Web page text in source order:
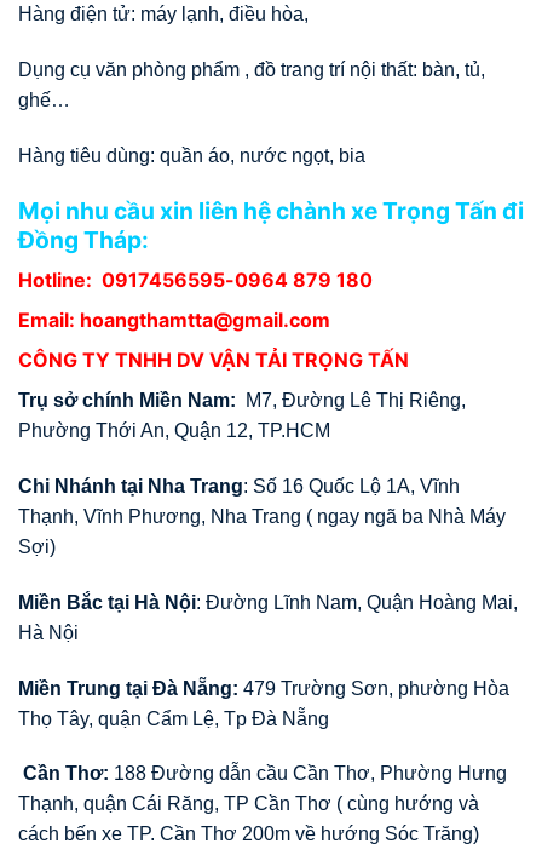
Hàng điện tử: máy lạnh, điều hòa,
Dụng cụ văn phòng phẩm , đồ trang trí nội thất: bàn, tủ,
ghế…
Hàng tiêu dùng: quần áo, nước ngọt, bia
Mọi nhu cầu xin liên hệ chành xe Trọng Tấn đi
Đồng Tháp:
Hotline: 0917456595-0964 879 180
Email: hoangthamtta@gmail.com
CÔNG TY TNHH DV VẬN TẢI TRỌNG TẤN
Trụ sở chính Miền Nam:
M7, Đường Lê Thị Riêng,
Phường Thới An, Quận 12, TP.HCM
Chi Nhánh tại Nha Trang: Số 16 Quốc Lộ 1A, Vĩnh
Thạnh, Vĩnh Phương, Nha Trang ( ngay ngã ba Nhà Máy
Sợi)
Miền Bắc tại Hà Nội: Đường Lĩnh Nam, Quận Hoàng Mai,
Hà Nội
Miền Trung tại Đà Nẵng: 479 Trường Sơn, phường Hòa
Thọ Tây, quận Cẩm Lệ, Tp Đà Nẵng
Cần Thơ: 188 Đường dẫn cầu Cần Thơ, Phường Hưng
Thạnh, quận Cái Răng, TP Cần Thơ ( cùng hướng và
cách bến xe TP. Cần Thơ 200m về hướng Sóc Trăng)